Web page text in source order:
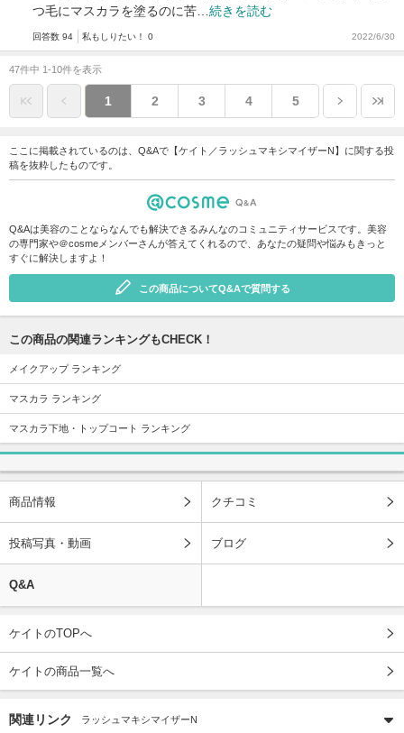
つ毛にマスカラを塗るのに苦… 続きを読む
回答数 94 私もしりたい！ 0 2022/6/30
47件中 1-10件を表示
1 2 3 4 5
ここに掲載されているのは、Q&Aで【ケイト／ラッシュマキシマイザーN】に関する投
稿を抜粋したものです。
Q&Aは美容のことならなんでも解決できるみんなのコミュニティサービスです。美容
の専門家や＠cosmeメンバーさんが答えてくれるので、あなたの疑問や悩みもきっと
すぐに解決しますよ！
この商品についてQ&Aで質問する
この商品の関連ランキングもCHECK！
メイクアップ ランキング
マスカラ ランキング
マスカラ下地・トップコート ランキング
商品情報 クチコミ
投稿写真・動画 ブログ
Q&A
ケイトのTOPへ
ケイトの商品一覧へ
関連リンク ラッシュマキシマイザーN